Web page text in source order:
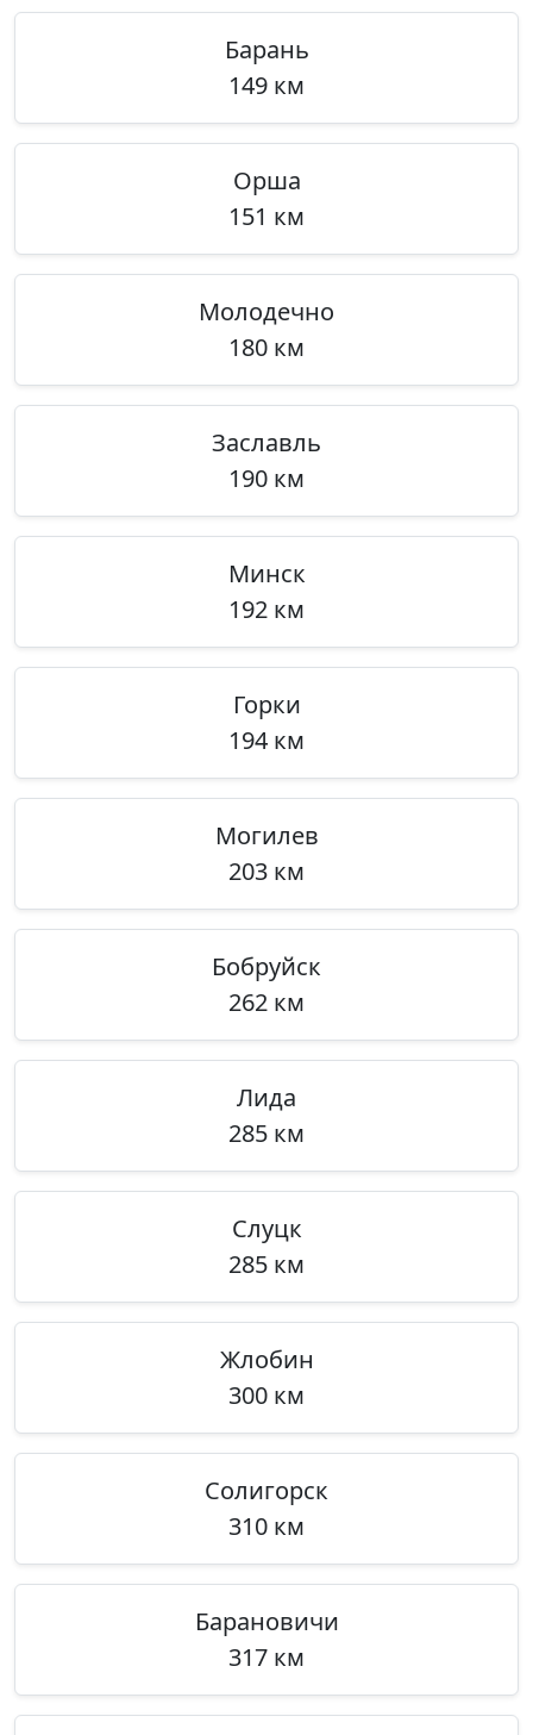
Барань
149 км
Орша
151 км
Молодечно
180 км
Заславль
190 км
Минск
192 км
Горки
194 км
Могилев
203 км
Бобруйск
262 км
Лида
285 км
Слуцк
285 км
Жлобин
300 км
Солигорск
310 км
Барановичи
317 км